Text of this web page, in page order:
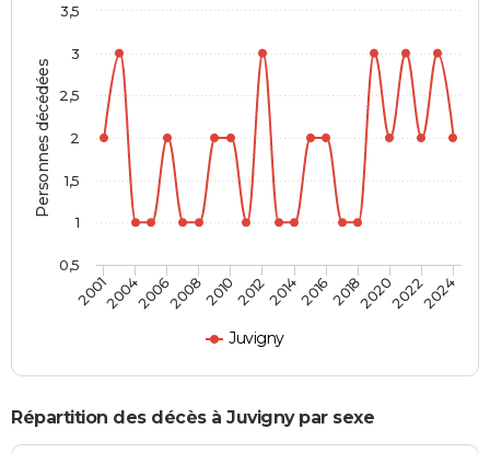
Personnes décédées
Juvigny
200120042006200820102012201420162018202020222024
0,5
1
1,5
2
2,5
3
3,5
Répartition des décès à Juvigny par sexe